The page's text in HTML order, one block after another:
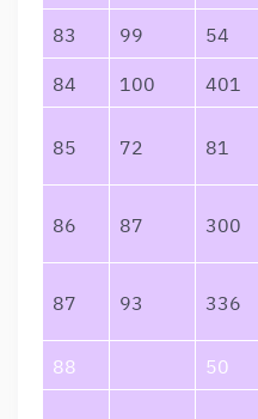
83
99 54
84
100 401
85 72 81
86 87 300
87 93 336
88 50